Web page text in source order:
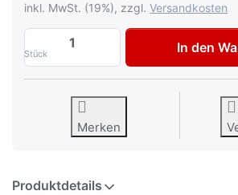
inkl. MwSt. (19%), zzgl. Versandkosten
Stück
Petec feuchte
In den
Merken
Produktdetails